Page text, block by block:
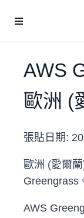
AWS
歐洲 (
張貼日期:
歐洲 (愛爾
Greengrass
AWS